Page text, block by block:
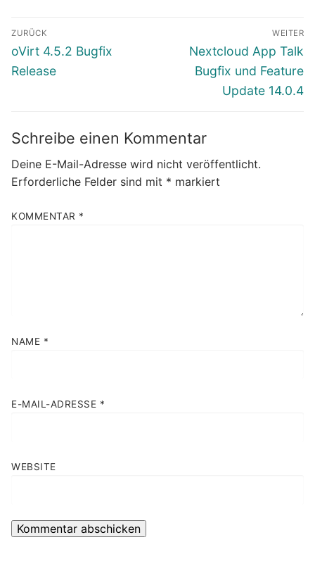
Beitragsnavigation
ZURÜCK
Vorheriger
Beitrag:
oVirt 4.5.2 Bugfix
Release
WEITER
Nächster
Beitrag:
Nextcloud App Talk
Bugfix und Feature
Update 14.0.4
Schreibe einen Kommentar
Deine E-Mail-Adresse wird nicht veröffentlicht.
Erforderliche Felder sind mit * markiert
KOMMENTAR *
NAME *
E-MAIL-ADRESSE *
WEBSITE